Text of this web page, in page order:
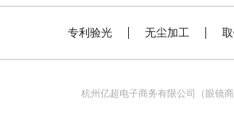
专利验光 无尘加工
杭州亿超电子商务有限公司（眼镜商